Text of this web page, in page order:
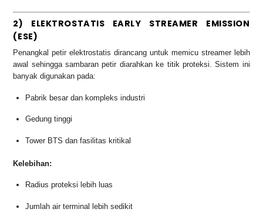
2) ELEKTROSTATIS EARLY STREAMER EMISSION
(ESE)
Penangkal petir elektrostatis dirancang untuk memicu streamer lebih
awal sehingga sambaran petir diarahkan ke titik proteksi. Sistem ini
banyak digunakan pada:
Pabrik besar dan kompleks industri
Gedung tinggi
Tower BTS dan fasilitas kritikal
Kelebihan:
Radius proteksi lebih luas
Jumlah air terminal lebih sedikit